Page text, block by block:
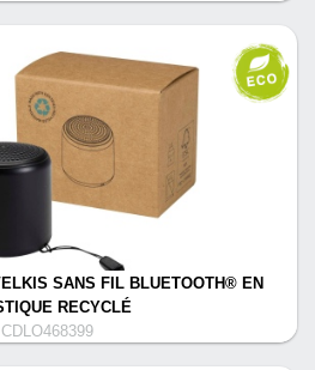
SANS FIL BLUETOOTH® EN
RECYCLÉ
CDLO468399